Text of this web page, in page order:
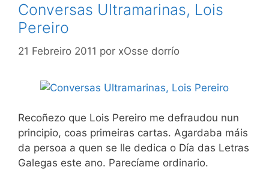
Conversas Ultramarinas, Lois
Pereiro
21 Febreiro 2011 por xOsse dorrío
Recoñezo que Lois Pereiro me defraudou nun
principio, coas primeiras cartas. Agardaba máis
da persoa a quen se lle dedica o Día das Letras
Galegas este ano. Parecíame ordinario.